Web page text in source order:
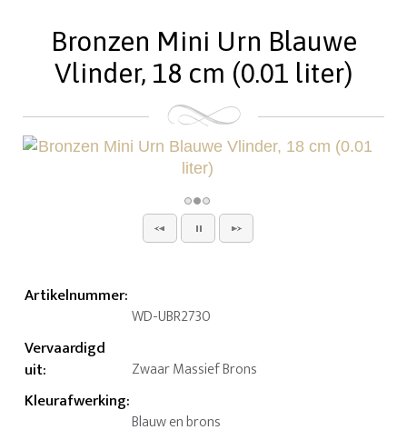
Bronzen Mini Urn Blauwe
Vlinder, 18 cm (0.01 liter)
Artikelnummer:
WD-UBR2730
Vervaardigd
uit: Zwaar Massief Brons
Kleurafwerking:
Blauw en brons